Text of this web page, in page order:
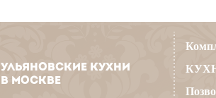
УЛЬЯНОВСКИЕ КУХНИ
В МОСКВЕ